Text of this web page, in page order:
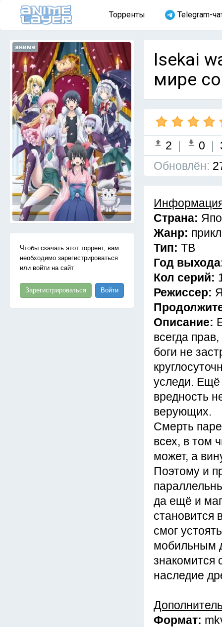
Торренты Telegram-
аниме
Чтобы скачать этот торрент, вам
необходимо зарегистрироваться
или войти на сайт
Зарегистрироваться Войти
Isekai
мире
2 | 0 |
Обновлён:
Страна:
Жанр:
Тип: ТВ
Год
Кол серий:
Режиссер:
Описание:
всегда
боги не
уследи. Ещё
вредность
верующих.
Смерть
всех, в том
может, а
Поэтому и
да ещё и
становится
смог
мобильным
знакомится
наследие
Формат: